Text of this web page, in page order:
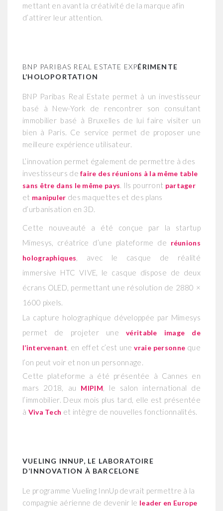
mettant en avant la créativité de la marque afin
d’attirer leur attention.
BNP PARIBAS REAL ESTATE EXPÉRIMENTE
L’HOLOPORTATION
BNP Paribas Real Estate permet à un investisseur
basé à New-York de rencontrer son consultant
immobilier basé à Bruxelles de lui faire visiter un
bien à Paris. Ce service permet de proposer une
meilleure expérience utilisateur.
L’innovation permet également de permettre à des
investisseurs defaire des réunions à la même table
sans être dans le même pays. Ils pourront partager
et manipuler des maquettes et des plans
d’urbanisation en 3D.
Cette nouveauté a été conçue par la startup
Mimesys, créatrice d’une plateforme de réunions
holographiques
, avec le casque de réalité
immersive HTC VIVE, le casque dispose de deux
écrans OLED, permettant une résolution de 2880 ×
1600 pixels.
La capture holographique développée par Mimesys
permet de projeter unevéritable image de
l’intervenant , en effet c’est une vraie personne que
l’on peut voir et non un personnage.
Cette plateforme a été présentée à Cannes en
mars 2018, au MIPIM , le salon international de
l’immobilier. Deux mois plus tard, elle est présentée
à Viva Tech et intègre de nouvelles fonctionnalités.
VUELING INNUP, LE LABORATOIRE
D’INNOVATION À BARCELONE
Le programme Vueling InnUp devrait permettre à la
compagnie aérienne de devenir le leader en Europe